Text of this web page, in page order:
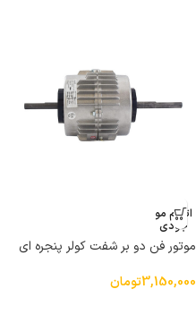
اتمام مو
جودی
موتور فن دو بر شفت کولر پنجره ای
سیم پیچ مس
3,150,000تومان